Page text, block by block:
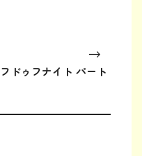
ドゥフナイト パート